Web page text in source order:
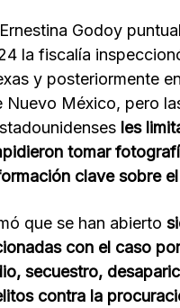
Godoy
la fiscalía
y posteriormente
Nuevo México, pero
les
tomar
clave sobre
que se han abierto
con el caso
secuestro,
contra la